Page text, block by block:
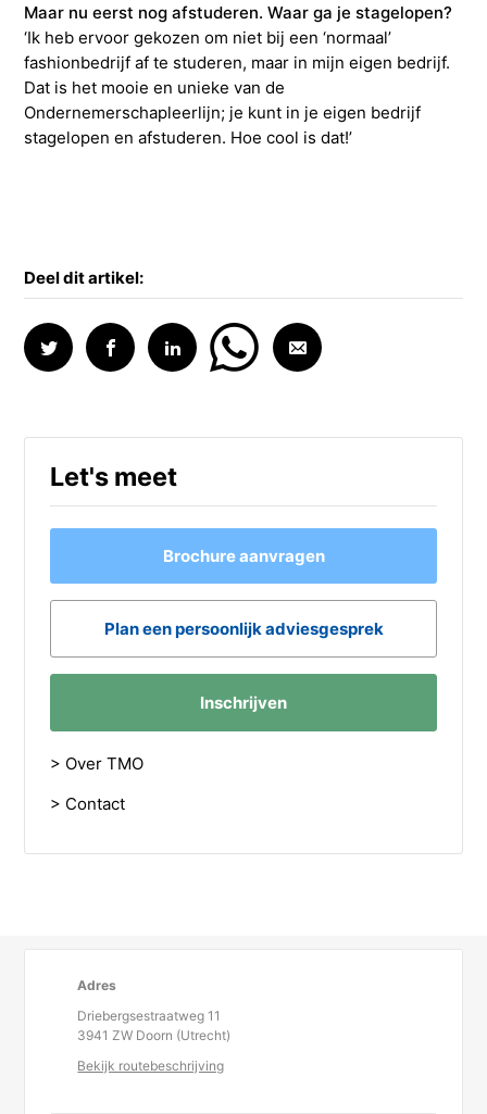
Maar nu eerst nog afstuderen. Waar ga je stagelopen?
‘Ik heb ervoor gekozen om niet bij een ‘normaal’
fashionbedrijf af te studeren, maar in mijn eigen bedrijf.
Dat is het mooie en unieke van de
Ondernemerschapleerlijn; je kunt in je eigen bedrijf
stagelopen en afstuderen. Hoe cool is dat!’
Deel dit artikel:
Let's meet
Brochure aanvragen
Plan een persoonlijk adviesgesprek
Inschrijven
> Over TMO
> Contact
Adres
Driebergsestraatweg 11
3941 ZW Doorn (Utrecht)
Bekijk routebeschrijving